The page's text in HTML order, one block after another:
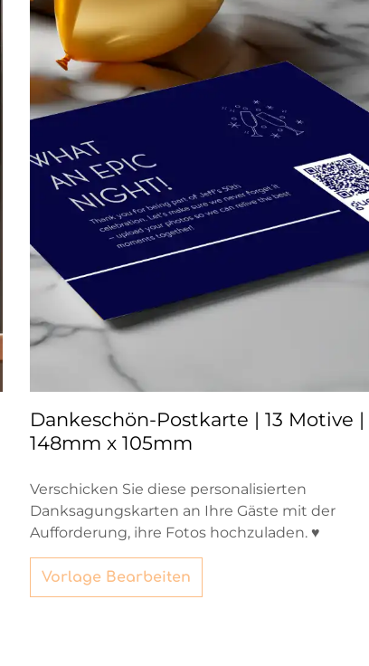
Dankeschön-Postkarte | 13 Motive |
148mm x 105mm
Verschicken Sie diese personalisierten
Danksagungskarten an Ihre Gäste mit der
Aufforderung, ihre Fotos hochzuladen. ♥
Vorlage Bearbeiten